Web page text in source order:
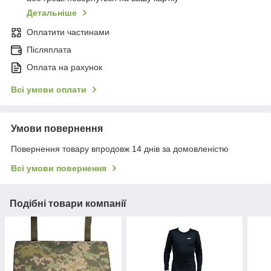
Детальніше
Оплатити частинами
Післяплата
Оплата на рахунок
Всі умови оплати
Умови повернення
Повернення товару впродовж 14 днів за домовленістю
Всі умови повернення
Подібні товари компанії